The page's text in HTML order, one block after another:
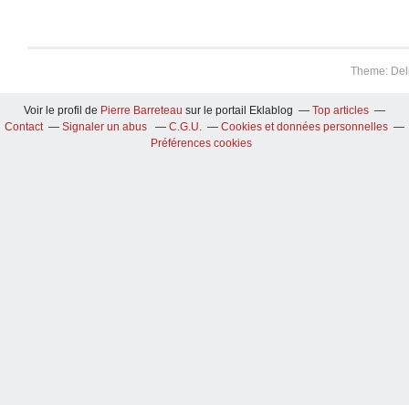
Theme:
Voir le profil de Pierre Barreteau sur le portail Eklablog
Top articles
Contact
Signaler un abus C.G.U.
Cookies et données personnelles
Préférences cookies